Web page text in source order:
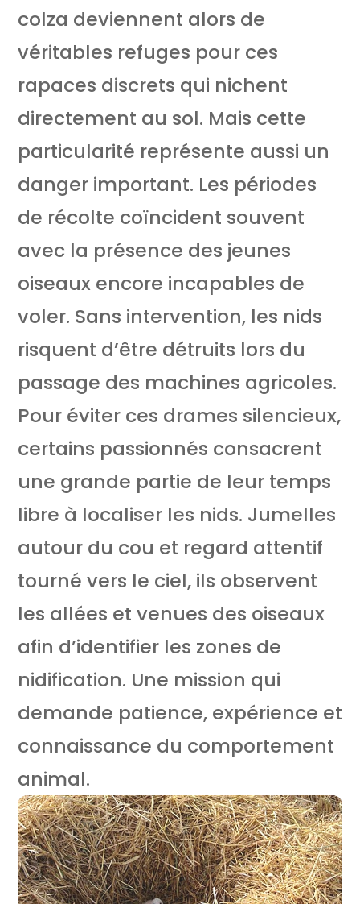
colza deviennent alors de
véritables refuges pour ces
rapaces discrets qui nichent
directement au sol. Mais cette
particularité représente aussi un
danger important. Les périodes
de récolte coïncident souvent
avec la présence des jeunes
oiseaux encore incapables de
voler. Sans intervention, les nids
risquent d’être détruits lors du
passage des machines agricoles.
Pour éviter ces drames silencieux,
certains passionnés consacrent
une grande partie de leur temps
libre à localiser les nids. Jumelles
autour du cou et regard attentif
tourné vers le ciel, ils observent
les allées et venues des oiseaux
afin d’identifier les zones de
nidification. Une mission qui
demande patience, expérience et
connaissance du comportement
animal.